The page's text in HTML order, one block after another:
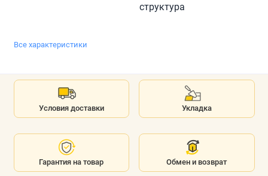
структура
Все характеристики
Условия доставки Укладка
Гарантия на товар Обмен и возврат